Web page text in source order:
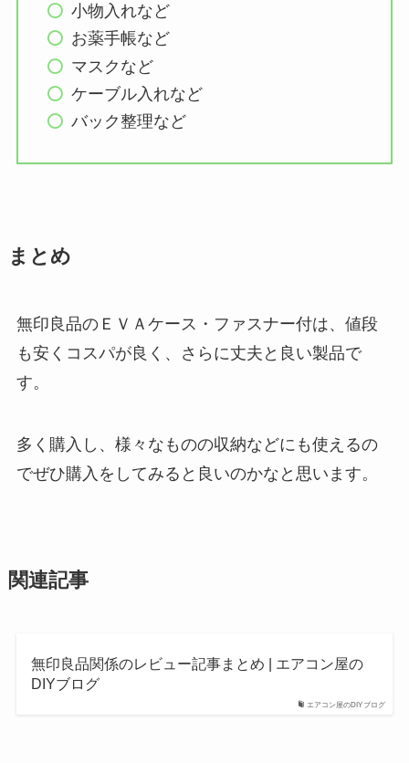
小物入れなど
お薬手帳など
マスクなど
ケーブル入れなど
バック整理など
まとめ
無印良品のＥＶＡケース・ファスナー付は、値段
も安くコスパが良く、さらに丈夫と良い製品で
す。
多く購入し、様々なものの収納などにも使えるの
でぜひ購入をしてみると良いのかなと思います。
関連記事
エアコン屋のDIYブログ
無印良品関係のレビュー記事まとめ | エアコン屋の
DIYブログ